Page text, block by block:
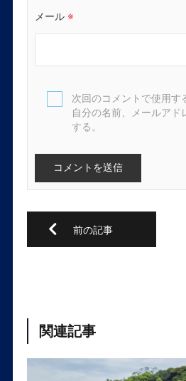
メール ※
次回のコメントで使用す
自分の名前、メールアド
する。
関連記事